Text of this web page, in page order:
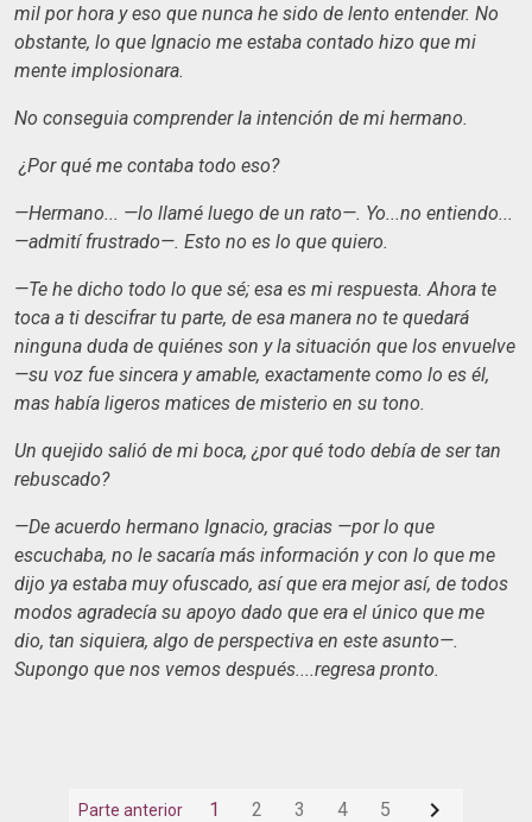
mil por hora y eso que nunca he sido de lento entender. No
obstante, lo que Ignacio me estaba contado hizo que mi
mente implosionara.
No conseguia comprender la intención de mi hermano.
¿Por qué me contaba todo eso?
—Hermano... —lo llamé luego de un rato—. Yo...no entiendo...
—admití frustrado—. Esto no es lo que quiero.
—Te he dicho todo lo que sé; esa es mi respuesta. Ahora te
toca a ti descifrar tu parte, de esa manera no te quedará
ninguna duda de quiénes son y la situación que los envuelve
—su voz fue sincera y amable, exactamente como lo es él,
mas había ligeros matices de misterio en su tono.
Un quejido salió de mi boca, ¿por qué todo debía de ser tan
rebuscado?
—De acuerdo hermano Ignacio, gracias —por lo que
escuchaba, no le sacaría más información y con lo que me
dijo ya estaba muy ofuscado, así que era mejor así, de todos
modos agradecía su apoyo dado que era el único que me
dio, tan siquiera, algo de perspectiva en este asunto—.
Supongo que nos vemos después....regresa pronto.
Parte anterior 1 2 3 4 5 